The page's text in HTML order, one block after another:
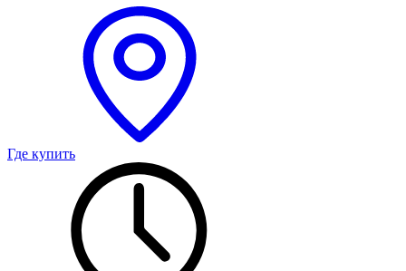
Где купить